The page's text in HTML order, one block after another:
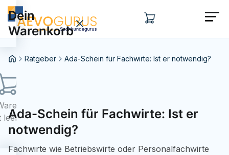
Dein
Warenkorb
leer...
Ratgeber Ada-Schein für Fachwirte: Ist er notwendig?
Ada-Schein für Fachwirte: Ist er
notwendig?
Fachwirte wie Betriebswirte oder Personalfachwirte